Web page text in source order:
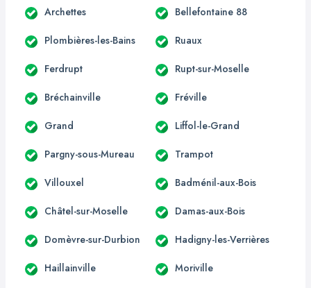
Archettes Bellefontaine 88
Plombières-les-Bains Ruaux
Ferdrupt Rupt-sur-Moselle
Bréchainville Fréville
Grand Liffol-le-Grand
Pargny-sous-Mureau Trampot
Villouxel Badménil-aux-Bois
Châtel-sur-Moselle Damas-aux-Bois
Domèvre-sur-Durbion Hadigny-les-Verrières
Haillainville Moriville